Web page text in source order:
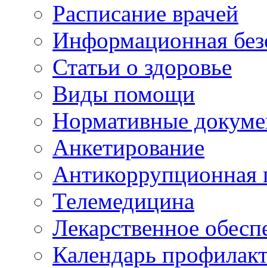
Расписание врачей
Информационная
Статьи о здоровье
Виды помощи
Нормативные
Анкетирование
Антикоррупционная
Телемедицина
Лекарственное
Календарь